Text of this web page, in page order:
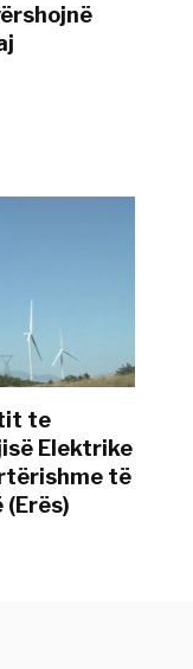
te
Elektrike
të
(Erës)